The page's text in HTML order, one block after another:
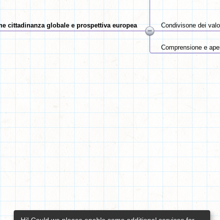
cittadinanza globale e prospettiva europea Condivisone dei
Comprensione e